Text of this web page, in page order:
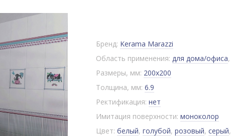
Бренд: Kerama Marazzi
Область применения: для дома/офиса,
Размеры, мм: 200x200
Толщина, мм: 6.9
Ректификация: нет
Имитация поверхности: моноколор
Цвет: белый, голубой, розовый, серый,